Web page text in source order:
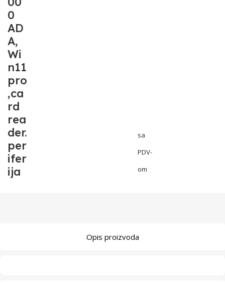
0
AD
A,
Wi
n11
pro
,ca
rd
rea
der.
per
ifer
ija
sa
PDV-
om
Opis proizvoda